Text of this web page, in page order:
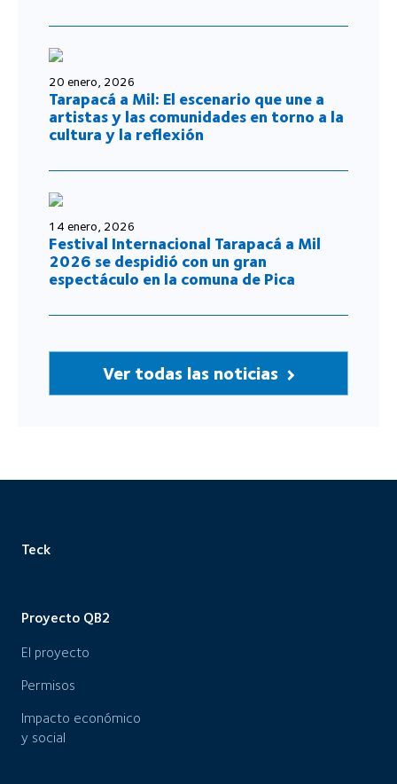
20 enero, 2026
Tarapacá a Mil: El escenario que une a
artistas y las comunidades en torno a la
cultura y la reflexión
14 enero, 2026
Festival Internacional Tarapacá a Mil
2026 se despidió con un gran
espectáculo en la comuna de Pica
Ver todas las noticias
Teck
Proyecto QB2
El proyecto
Permisos
Impacto económico
y social